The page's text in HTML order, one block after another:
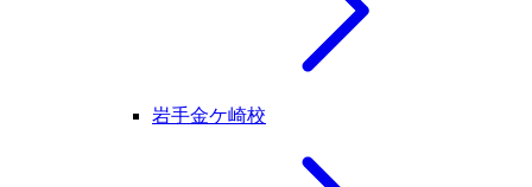
岩手金ケ崎校